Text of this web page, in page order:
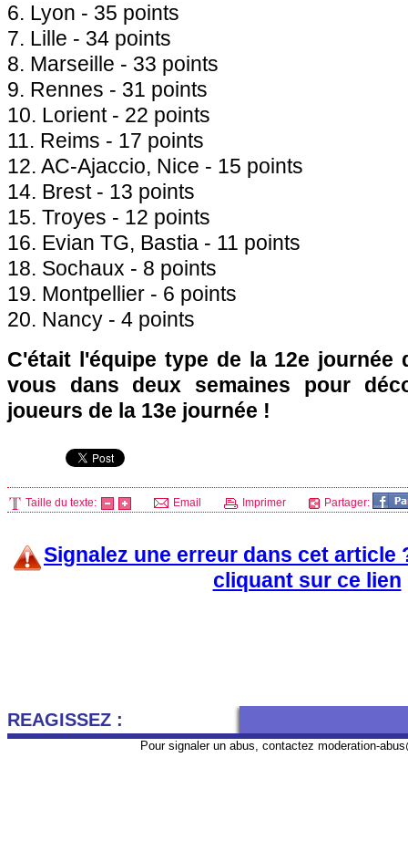
6. Lyon - 35 points
7. Lille - 34 points
8. Marseille - 33 points
9. Rennes - 31 points
10. Lorient - 22 points
11. Reims - 17 points
12. AC-Ajaccio, Nice - 15 points
14. Brest - 13 points
15. Troyes - 12 points
16. Evian TG, Bastia - 11 points
18. Sochaux - 8 points
19. Montpellier - 6 points
20. Nancy - 4 points
C'était l'équipe type de la 12e journée
vous dans deux semaines pour
joueurs de la 13e journée !
Taille du texte: Email Imprimer Partager:
Signalez une erreur dans cet article
cliquant sur ce lien
REAGISSEZ :
Pour signaler un abus, contactez moderation-